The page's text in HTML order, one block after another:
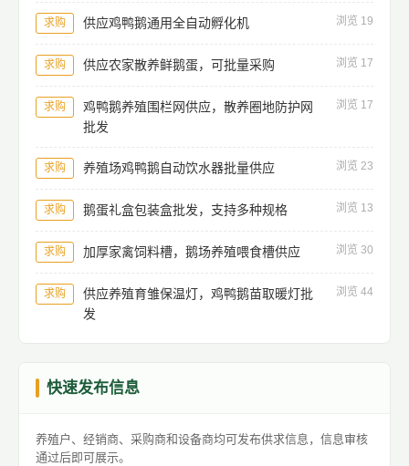
求购 供应鸡鸭鹅通用全自动孵化机 浏览 19
求购 供应农家散养鲜鹅蛋，可批量采购 浏览 17
求购
鸡鸭鹅养殖围栏网供应，散养圈地防护网
批发
浏览 17
求购 养殖场鸡鸭鹅自动饮水器批量供应 浏览 23
求购 鹅蛋礼盒包装盒批发，支持多种规格 浏览 13
求购 加厚家禽饲料槽，鹅场养殖喂食槽供应 浏览 30
求购
供应养殖育雏保温灯，鸡鸭鹅苗取暖灯批
发
浏览 44
快速发布信息
养殖户、经销商、采购商和设备商均可发布供求信息，信息审核
通过后即可展示。